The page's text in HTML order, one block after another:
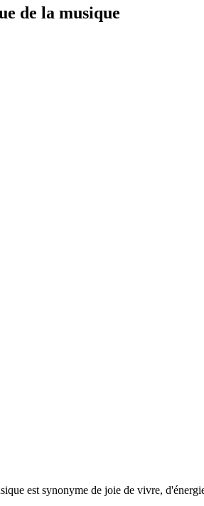
de la musique
est synonyme de joie de vivre,